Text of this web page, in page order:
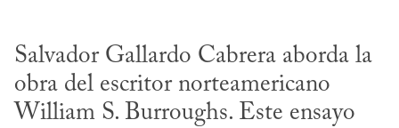
Salvador Gallardo Cabrera aborda la
obra del escritor norteamericano
William S. Burroughs. Este ensayo